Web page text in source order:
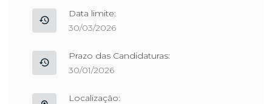
Data limite:
30/03/2026
Prazo das Candidaturas:
30/01/2026
Localização: